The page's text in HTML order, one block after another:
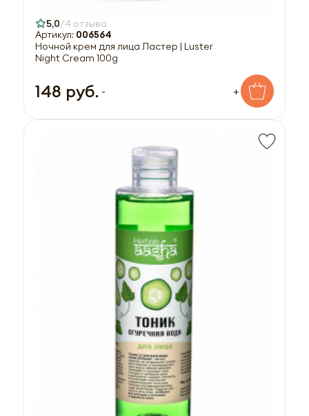
5,0 4 отзыва
Артикул: 006564
Ночной крем для лица Ластер | Luster
Night Cream 100g
148 руб. - +